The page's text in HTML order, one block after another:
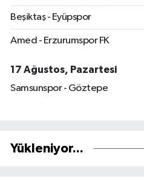
Beşiktaş - Eyüpspor
Amed - Erzurumspor FK
17 Ağustos, Pazartesi
Samsunspor - Göztepe
Yükleniyor...